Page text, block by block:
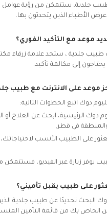
جلدية، ستتمكن من رؤية عوامل
الأطباء الذين يتحدثون بها.
موعد مع التأكيد الفوري؟
طبيب جلدية ، ستجد علامة زرقاء
يحتاجون إلى مكالمة تأكيد.
موعد على الانترنت مع طبيب
دوك اتبع الخطوات التالية:
دوك الرئيسية، ابحث عن العلاج
في قطر.
على الطبيب الأنسب
على طبيب يقبل تأميني؟
البحث تحديدًا عن طبيب جلدية
الخاص بك من قائمة التأمين